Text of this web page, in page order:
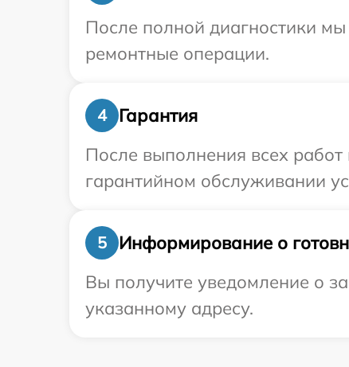
После полной диагностики
ремонтные операции.
4
Гарантия
После выполнения всех
гарантийном обслуживании
5
Информирование о
Вы получите уведомление о
указанному адресу.